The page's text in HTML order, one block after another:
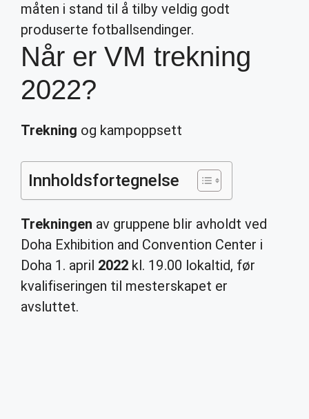
måten i stand til å tilby veldig godt
produserte fotballsendinger.
Når er VM trekning
2022?
Trekning og kampoppsett
Innholdsfortegnelse
Trekningen av gruppene blir avholdt ved
Doha Exhibition and Convention Center i
Doha 1. april 2022 kl. 19.00 lokaltid, før
kvalifiseringen til mesterskapet er
avsluttet.